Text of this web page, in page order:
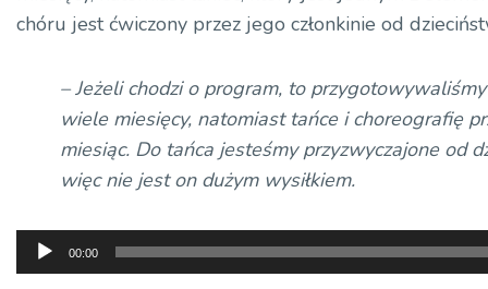
chóru jest ćwiczony przez jego członkinie od
– Jeżeli chodzi o program, to
wiele miesięcy, natomiast tańce i choreografię
miesiąc. Do tańca jesteśmy przyzwyczajone od
więc nie jest on dużym wysiłkiem.
Odtwarzacz
plików
00:00